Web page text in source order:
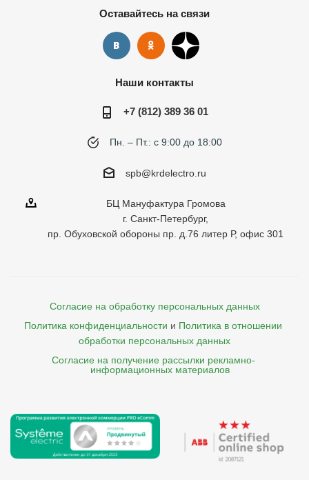
Оставайтесь на связи
Наши контакты
+7 (812) 389 36 01
Пн. – Пт.: с 9:00 до 18:00
spb@krdelectro.ru
БЦ Мануфактура Громова
г. Санкт-Петербург,
пр. Обуховской обороны пр. д.76 литер Р, офис 301
Согласие на обработку персональных данных
Политика конфиденциальности и Политика в отношении
обработки персональных данных
Согласие на получение рассылки рекламно-
    информационных материалов